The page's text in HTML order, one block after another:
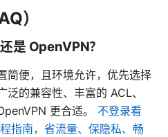
）
是 OpenVPN？
简便，且环境允许，优先选择
的兼容性、丰富的 ACL、
更合适。 不登录看
指南，省流量、保隐私、畅